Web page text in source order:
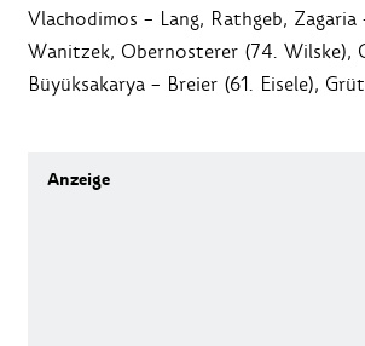
Vlachodimos – Lang, Rathgeb,
Wanitzek, Obernosterer (74. Wilske),
Büyüksakarya – Breier (61. Eisele),